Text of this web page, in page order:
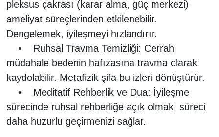
pleksus çakrası (karar alma, güç merkezi)
ameliyat süreçlerinden etkilenebilir.
Dengelemek, iyileşmeyi hızlandırır.
• Ruhsal Travma Temizliği: Cerrahi
müdahale bedenin hafızasına travma olarak
kaydolabilir. Metafizik şifa bu izleri dönüştürür.
• Meditatif Rehberlik ve Dua: İyileşme
sürecinde ruhsal rehberliğe açık olmak, süreci
daha huzurlu geçirmenizi sağlar.